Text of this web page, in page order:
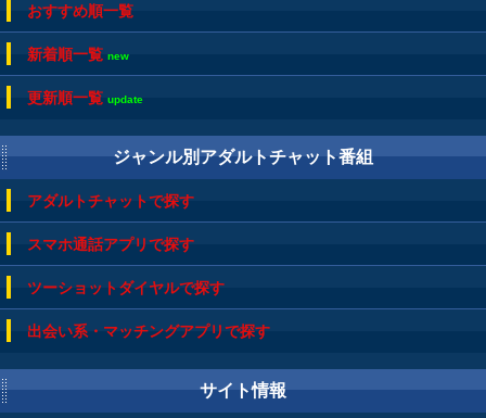
おすすめ順一覧
新着順一覧 new
更新順一覧 update
ジャンル別アダルトチャット番組
アダルトチャットで探す
スマホ通話アプリで探す
ツーショットダイヤルで探す
出会い系・マッチングアプリで探す
サイト情報